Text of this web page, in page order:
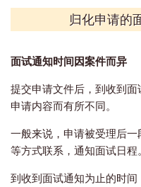
归化申请的
面试通知时间因案件而异
提交申请文件后，到收到
申请内容而有所不同。
一般来说，申请被受理后
等方式联系，通知面试日程。
到收到面试通知为止的时间